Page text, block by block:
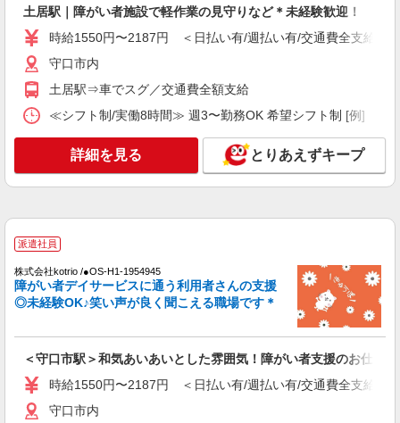
通費全支給(ガソリン代含む)＞
キープ
派遣社員
株式会社kotrio /●OS-H1-1991202
大日駅☆デイサービス♪送迎できる方歓迎！生
活サポートなど
時給1550円〜2187円 ＜日払い有/週払い有/交
守口市内
詳細を見る
派遣社員
高級シニアマンションで見回り/生活相談など
≪大日駅≫
時給1550円〜2187円 ＜日払い有/週払い有/交
土居駅｜障がい者施設で軽作業の見守りなど＊未経験歓迎！
時給1550円〜2187円 ＜日払い有/週払い有/交通費全支給(ガ
守口市内
土居駅⇒車でスグ／交通費全額支給
≪シフト制/実働8時間≫ 週3〜勤務OK 希望シフト制 [例] ・
詳細を見る とりあえずキープ
派遣社員
株式会社kotrio /●OS-H1-1954945
障がい者デイサービスに通う利用者さんの支援
◎未経験OK♪笑い声が良く聞こえる職場です＊
＜守口市駅＞和気あいあいとした雰囲気！障がい者支援のお仕事♪
時給1550円〜2187円 ＜日払い有/週払い有/交通費全支給(ガ
守口市内